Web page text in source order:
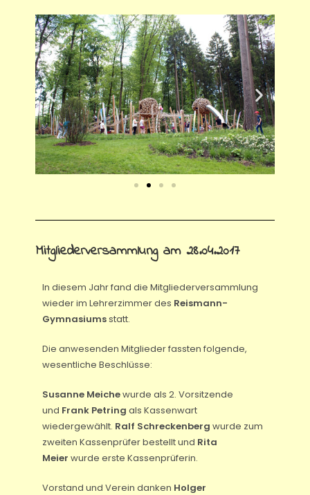
Mitgliederversammlung am 28.04.2017
In diesem Jahr fand die Mitgliederversammlung
wieder im Lehrerzimmer des Reismann-
Gymnasiumsstatt.
Die anwesenden Mitglieder fassten folgende,
wesentliche Beschlüsse:
Susanne Meichewurde als 2. Vorsitzende
und Frank Petring als Kassenwart
wiedergewählt. Ralf Schreckenberg wurde zum
zweiten Kassenprüfer bestellt und Rita
Meier wurde erste Kassenprüferin.
Vorstand und Verein danken Holger